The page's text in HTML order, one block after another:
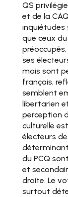
QS
et de la
inquiétudes
que ceux
ses
mais sont
français,
semblent
libertarien
perception
culturelle
électeurs
du PCQ
et
droite. Le
surtout